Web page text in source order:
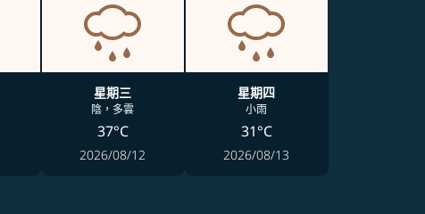
星期三
陰，多雲
37°C
2026/08/12
星期四
小雨
31°C
2026/08/13